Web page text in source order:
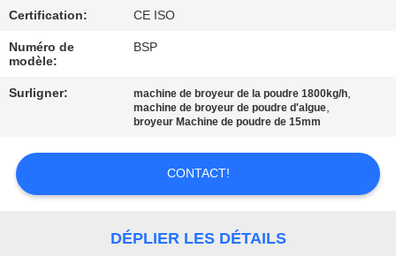
CONTRÔLE
DE
QUALITÉ
CONTACTEZ-
NOUS
NOUVELLES
Certification: CE ISO
Numéro de
modèle:
BSP
Surligner: machine de broyeur de la poudre 1800kg/h,
machine de broyeur de poudre d'algue,
broyeur Machine de poudre de 15mm
CONTACT!
DÉPLIER LES DÉTAILS